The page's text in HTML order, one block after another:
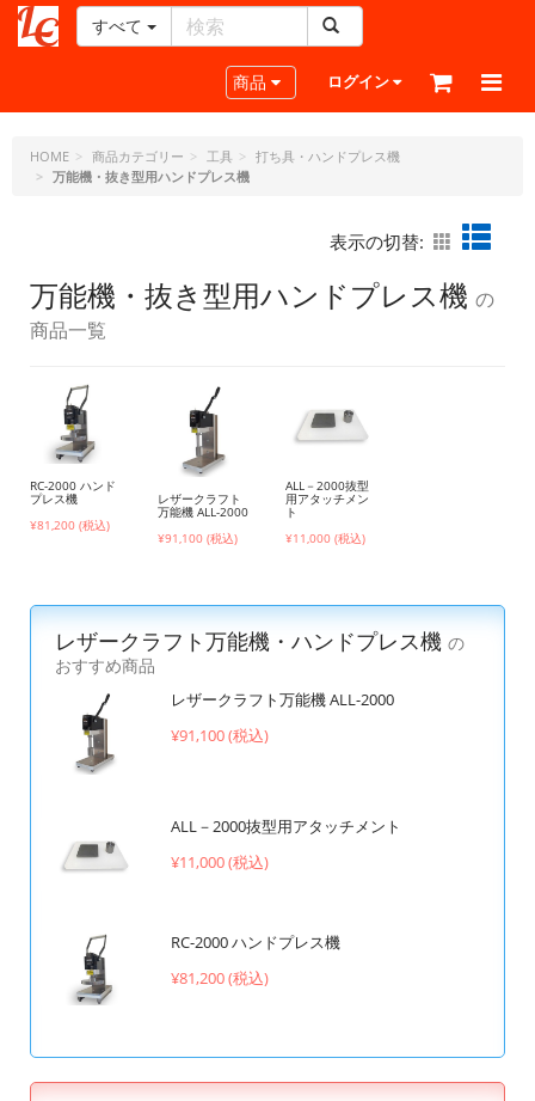
ー
ラ
フ
ト・
ジ
ェ
すべて
Toggle navigation
商品 ログイン
HOME 商品カテゴリー 工具
打ち具・ハンドプレス機
万能機・抜き型用ハンドプレス機
表示の切替:
万能機・抜き型用ハンドプレス機 の
商品一覧
RC-2000 ハンド
プレス機
¥81,200 (税込)
レザークラフト
万能機 ALL-2000
¥91,100 (税込)
ALL－2000抜型
用アタッチメン
ト
¥11,000 (税込)
レザークラフト万能機・ハンドプレス機 の
おすすめ商品
レザークラフト万能機 ALL-2000
¥91,100 (税込)
ALL－2000抜型用アタッチメント
¥11,000 (税込)
RC-2000 ハンドプレス機
¥81,200 (税込)